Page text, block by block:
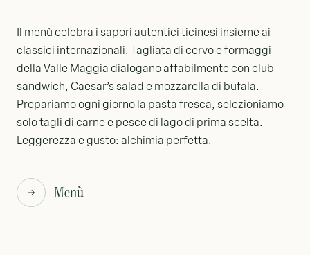
Il menù celebra i sapori autentici ticinesi insieme ai
classici internazionali. Tagliata di cervo e formaggi
della Valle Maggia dialogano affabilmente con club
sandwich, Caesar’s salad e mozzarella di bufala.
Prepariamo ogni giorno la pasta fresca, selezioniamo
solo tagli di carne e pesce di lago di prima scelta.
Leggerezza e gusto: alchimia perfetta.
Menù